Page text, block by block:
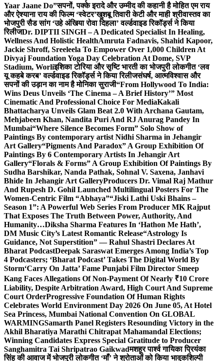
Yaar Jaane Do”सपनों, पक्के इरादे और उम्मीद की कहानी है मोहित एम राय
और ऐश्याना राय की फिल्म ‘स्वेटर’खुशबू तिवारी केटी और माही श्रीवास्तव का
भोजपुरी सैड सांग ‘उहे अंखिया रोवा दिहला’ वर्ल्डवाइड रिकॉर्ड्स ने किया
रिलीजDr. DIPTII SINGH – A Dedicated Specialist In Healing,
Wellness And Holistic HealthAmruta Fadnavis, Shahid Kapoor,
Jackie Shroff, Sreeleela To Empower Over 1,000 Children At
Divyaj Foundation Yoga Day Celebration At Dome, SVP
Stadium, Worliइशिका टोरिया और सृष्टि भारती का भोजपुरी लोकगीत ‘लव
यू कहबे करब’ वर्ल्डवाइड रिकॉर्ड्स ने किया रिलीजसंघर्ष, आत्मविश्वास और
सपनों की उड़ान का नाम है मोनिका सुराजी“From Hollywood To India:
Wins Deus Unveils ‘The Cinema – A Brief History’” Most
Cinematic And Professional Choice For MediaKakali
Bhattacharya Unveils Glam Beat 2.0 With Archana Gautam,
Mehjabeen Khan, Nandita Puri And RJ Anurag Pandey In
Mumbai“Where Silence Becomes Form” Solo Show of
Paintings By contemporary artist Nidhi Sharma in Jehangir
Art Gallery“Pigments And Paradox” A Group Exhibition Of
Paintings By 6 Contemporary Artists In Jehangir Art
Gallery“Florals & Forms” A Group Exhibition Of Paintings By
Sudha Barshikar, Nanda Pathak, Sohnal V. Saxena, Janhavi
Bhide In Jehangir Art GalleryProducers Dr. Vimal Raj Mathur
And Rupesh D. Gohil Launched Multilingual Posters For The
Women-Centric Film “Abhaya”“Jiski Lathi Uski Bhains –
Season 1”: A Powerful Web Series From Producer MK Rajput
That Exposes The Truth Between Power, Authority, And
Humanity…Diksha Sharma Features In ‘Hathon Me Hath’,
DM Music City’s Latest Romantic Release“Astrology Is
Guidance, Not Superstition” — Rahul Shastri Declares At
Bharat PodcastDeepak Saraswat Emerges Among India’s Top
4 Podcasters; ‘Bharat Podcast’ Takes The Digital World By
Storm‘Carry On Jatta’ Fame Punjabi Film Director Smeep
Kang Faces Allegations Of Non-Payment Of Nearly ₹10 Crore
Liability, Despite Arbitration Award, High Court And Supreme
Court OrderProgressive Foundation Of Human Rights
Celebrates World Environment Day 2026 On June 05, At Hotel
Sea Princess, Mumbai National Convention On GLOBAL
WARMINGSamarth Panel Registers Resounding Victory in the
Akhil Bharatiya Marathi Chitrapat Mahamandal Elections;
Winning Candidates Express Special Gratitude to Producer
Sanghamitra Tai Shripatrao Gaikwadमशहूर पार्श्व गायिका प्रियंका
सिंह की आवाज में भोजपुरी लोकगीत ‘माँ’ ने श्रोताओं को किया भावुकशिल्पी